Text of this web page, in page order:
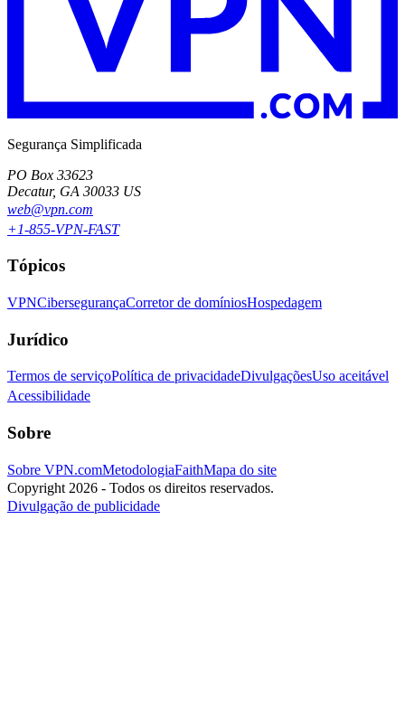
Segurança Simplificada
PO Box 33623
Decatur, GA 30033 US
web@vpn.com
+1-855-VPN-FAST
Tópicos
VPNCibersegurançaCorretor de domíniosHospedagem
Jurídico
Termos de serviçoPolítica de privacidadeDivulgaçõesUso aceitável
Acessibilidade
Sobre
Sobre VPN.comMetodologiaFaithMapa do site
Copyright 2026 - Todos os direitos reservados.
Divulgação de publicidade